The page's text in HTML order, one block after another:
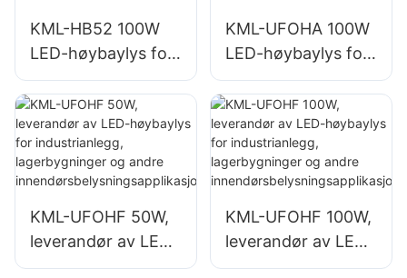
KML-HB52 100W
LED-høybaylys for
innendørsområder
som industrielle
fabrikkbygninger
og lagerbygninger.
KML-UFOHA 100W
LED-høybaylys for
innendørsområder
som industrielle
fabrikkbygninger
og lagerbygninger.
KML-UFOHF 50W,
leverandør av LED-
høybaylys for
KML-UFOHF 100W,
leverandør av LED-
høybaylys for